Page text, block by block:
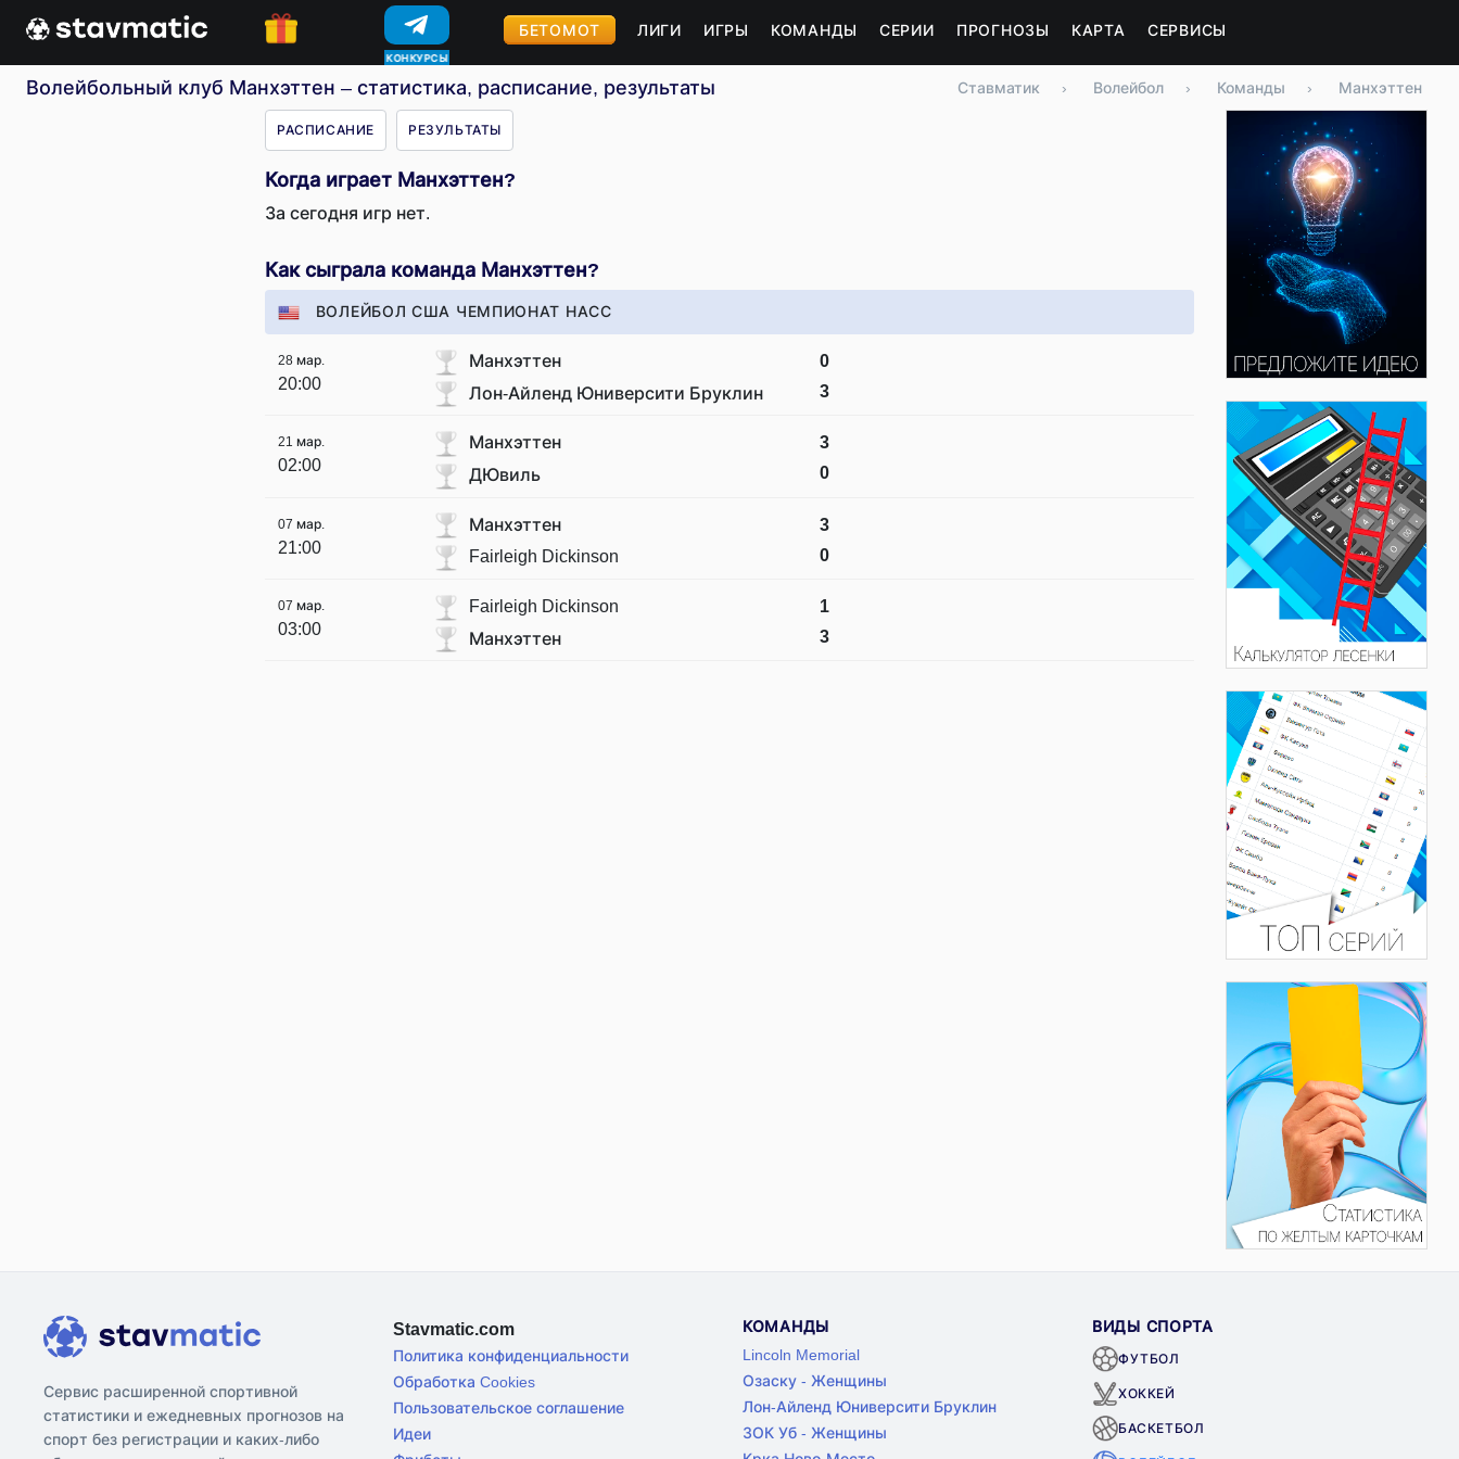
КОНКУРСЫ
БЕТОМОТ ЛИГИ ИГРЫ КОМАНДЫ СЕРИИ ПРОГНОЗЫ КАРТА СЕРВИСЫ
Волейбольный клуб Манхэттен – статистика, расписание, результаты Ставматик › Волейбол › Команды › Манхэттен
РАСПИСАНИЕ РЕЗУЛЬТАТЫ
Когда играет Манхэттен?
За сегодня игр нет.
Как сыграла команда Манхэттен?
ВОЛЕЙБОЛ США ЧЕМПИОНАТ НАСС
28 мар.
20:00
Манхэттен
Лон-Айленд Юниверсити Бруклин
0
3
21 мар.
02:00
Манхэттен
ДЮвиль
3
0
07 мар.
21:00
Манхэттен
Fairleigh Dickinson
3
0
07 мар.
03:00
Fairleigh Dickinson
Манхэттен
1
3
Сервис расширенной спортивной
статистики и ежедневных прогнозов на
спорт без регистрации и каких-либо
Stavmatic.com
Политика конфиденциальности
Обработка Cookies
Пользовательское соглашение
Идеи
КОМАНДЫ
Lincoln Memorial
Озаску - Женщины
Лон-Айленд Юниверсити Бруклин
ЗОК Уб - Женщины
ВИДЫ СПОРТА
ФУТБОЛ
ХОККЕЙ
БАСКЕТБОЛ